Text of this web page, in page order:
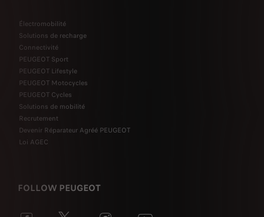
Électromobilité
Solutions de recharge
Connectivité
PEUGEOT Sport
PEUGEOT Lifestyle
PEUGEOT Motocycles
PEUGEOT Cycles
Solutions de mobilité
Recrutement
Devenir Réparateur Agréé PEUGEOT
Loi AGEC
FOLLOW PEUGEOT